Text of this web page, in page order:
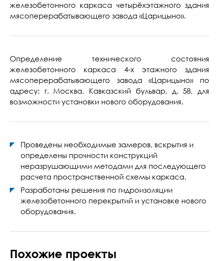
железобетонного каркаса четырёхэтажного здания
мясоперерабатывающего завода «Царицыно».
Определение технического состояния
железобетонного каркаса 4-х этажного здания
мясоперерабатывающего завода «Царицыно» по
адресу: г. Москва, Кавказский бульвар, д. 58, для
возможности установки нового оборудования.
Проведены необходимые замеров, вскрытия и
определены прочности конструкций
неразрушающими методами для последующего
расчета пространственной схемы каркаса.
Разработаны решения по гидроизоляции
железобетонного перекрытий и установке нового
оборудования.
Похожие проекты